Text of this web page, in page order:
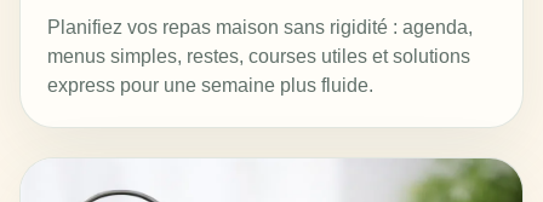
Planifiez vos repas maison sans rigidité : agenda,
menus simples, restes, courses utiles et solutions
express pour une semaine plus fluide.